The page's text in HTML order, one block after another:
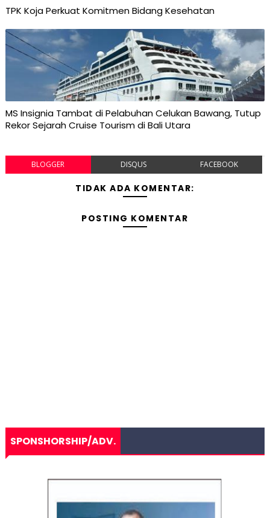
TPK Koja Perkuat Komitmen Bidang Kesehatan
MS Insignia Tambat di Pelabuhan Celukan Bawang, Tutup
Rekor Sejarah Cruise Tourism di Bali Utara
BLOGGER DISQUS FACEBOOK
TIDAK ADA KOMENTAR:
POSTING KOMENTAR
SPONSHORSHIP/ADV.